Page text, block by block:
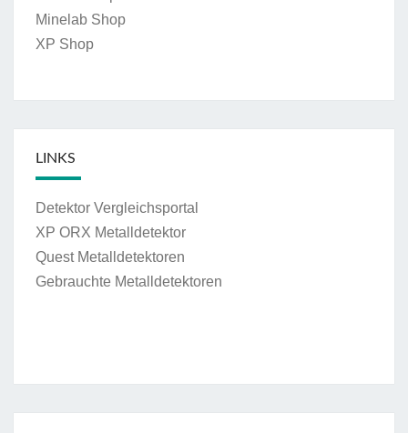
Minelab Shop
XP Shop
LINKS
Detektor Vergleichsportal
XP ORX Metalldetektor
Quest Metalldetektoren
Gebrauchte Metalldetektoren